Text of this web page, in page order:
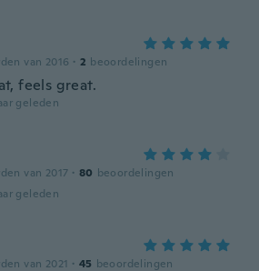
van 2016 · 2 beoordelingen
feels great.
geleden
van 2017 · 80 beoordelingen
geleden
van 2021 · 45 beoordelingen